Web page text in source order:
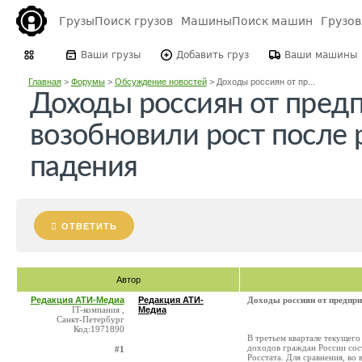
ГрузыПоиск грузов МашиныПоиск машин
Ваши грузы Добавить груз Ваши машины
Главная> Форумы> Обсуждение новостей> Доходы россиян от пр...
Доходы россиян от
возобновили рост после
падения
ОТВЕТИТЬ
Автор
Редакция АТИ-Медиа
IT-компания ,
Санкт-Петербург
Код:1971890
#1
Редакция АТИ-
Медиа
Доходы россиян от
В третьем квартале
доходов граждан России
Росстата. Для сравнения, во